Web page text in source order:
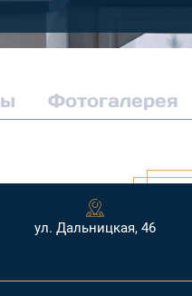
Фотогалерея
ул. Дальницкая, 46